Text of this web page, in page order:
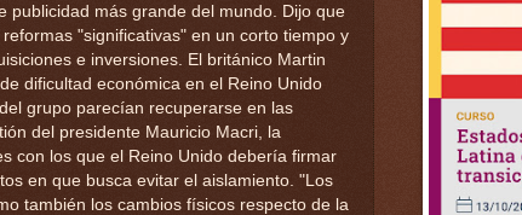
publicidad más grande del mundo. Dijo que
"significativas" en un corto tiempo y
e inversiones. El británico Martin
dificultad económica en el Reino Unido
grupo parecían recuperarse en las
del presidente Mauricio Macri, la
con los que el Reino Unido debería firmar
en que busca evitar el aislamiento. "Los
también los cambios físicos respecto de la